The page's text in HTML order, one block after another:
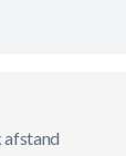
afstand